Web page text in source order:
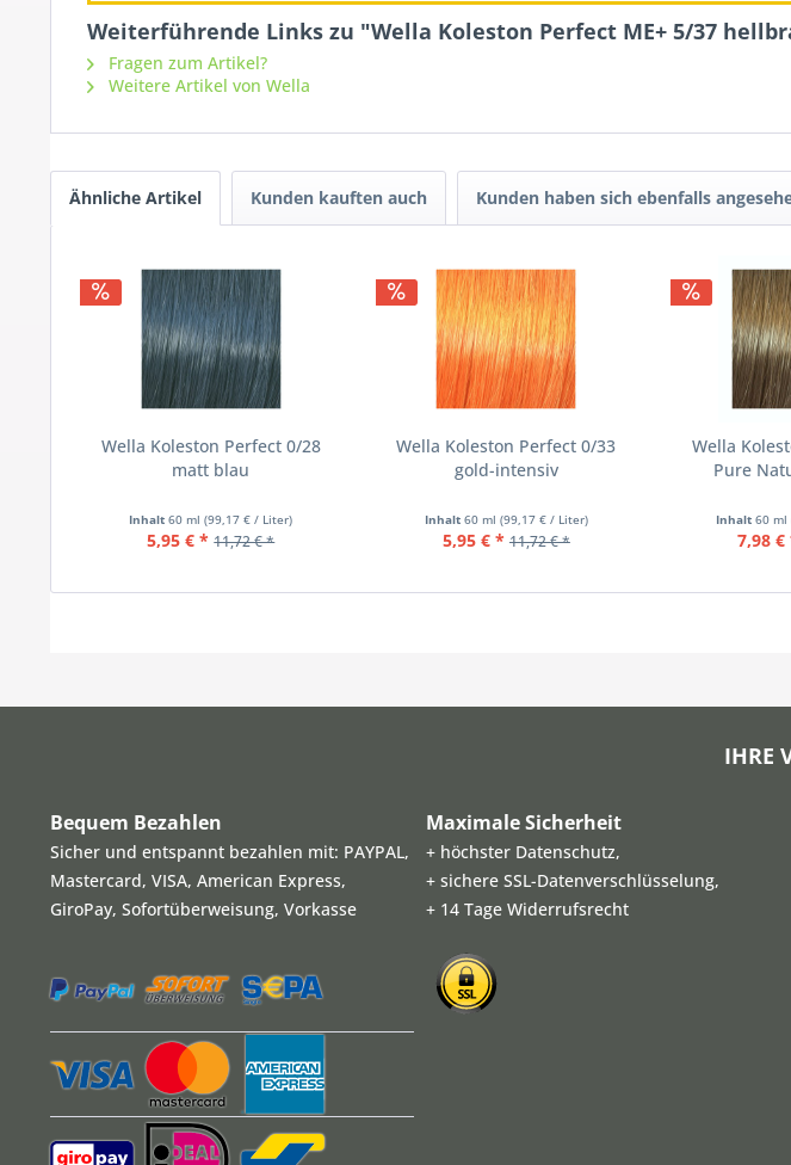
Weiterführende Links zu "Wella Koleston Perfect ME+ 5/37
Fragen zum Artikel?
Weitere Artikel von Wella
Ähnliche Artikel Kunden kauften auch Kunden haben sich ebenfalls
Wella Koleston Perfect 0/28
matt blau
Inhalt60 ml(99,17 € / Liter)
5,95 € * 11,72 € *
Wella Koleston Perfect 0/33
gold-intensiv
Inhalt 60 ml (99,17 € / Liter)
5,95 € * 11,72 € *
Wella
Pure
Inhalt60 ml
7,98 €
IHRE
Bequem Bezahlen
Sicher und entspannt bezahlen mit: PAYPAL,
Mastercard, VISA, American Express,
GiroPay, Sofortüberweisung, Vorkasse
Maximale Sicherheit
+ höchster Datenschutz,
+ sichere SSL-Datenverschlüsselung,
+ 14 Tage Widerrufsrecht